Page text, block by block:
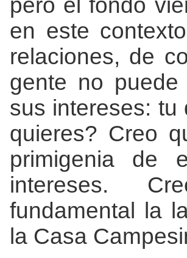
pero el fondo
en este
relaciones, de
gente no
sus intereses: tu
quieres? Creo
primigenia de
intereses.
fundamental la
la Casa